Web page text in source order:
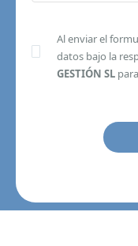
Al enviar el
datos bajo la
GESTIÓN SL